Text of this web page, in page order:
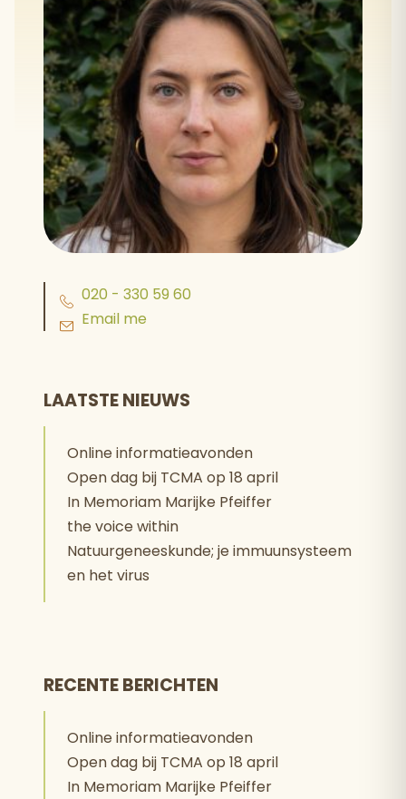
020 - 330 59 60
Email me
LAATSTE NIEUWS
Online informatieavonden
Open dag bij TCMA op 18 april
In Memoriam Marijke Pfeiffer
the voice within
Natuurgeneeskunde; je immuunsysteem
en het virus
RECENTE BERICHTEN
Online informatieavonden
Open dag bij TCMA op 18 april
In Memoriam Marijke Pfeiffer